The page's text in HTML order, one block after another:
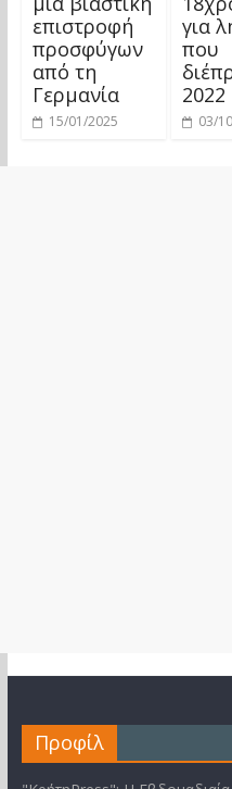
επιστροφή
προσφύγων
από τη
Γερμανία
15/01/2025
για
που
2022
03/
Προφίλ